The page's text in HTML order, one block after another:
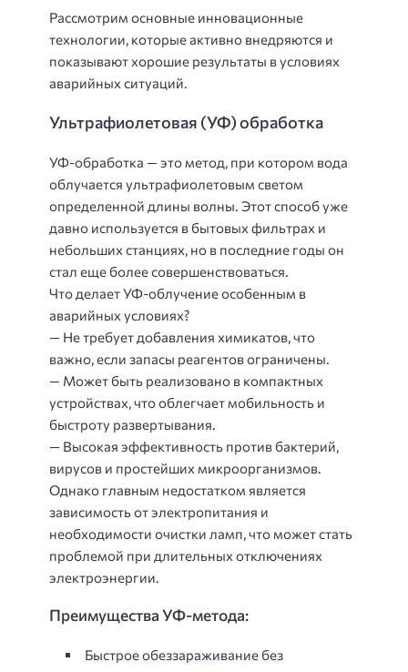
Рассмотрим основные инновационные
технологии, которые активно внедряются и
показывают хорошие результаты в условиях
аварийных ситуаций.
Ультрафиолетовая (УФ) обработка
УФ-обработка — это метод, при котором вода
облучается ультрафиолетовым светом
определенной длины волны. Этот способ уже
давно используется в бытовых фильтрах и
небольших станциях, но в последние годы он
стал еще более совершенствоваться.
Что делает УФ-облучение особенным в
аварийных условиях?
— Не требует добавления химикатов, что
важно, если запасы реагентов ограничены.
— Может быть реализовано в компактных
устройствах, что облегчает мобильность и
быстроту развертывания.
— Высокая эффективность против бактерий,
вирусов и простейших микроорганизмов.
Однако главным недостатком является
зависимость от электропитания и
необходимости очистки ламп, что может стать
проблемой при длительных отключениях
электроэнергии.
Преимущества УФ-метода:
Быстрое обеззараживание без